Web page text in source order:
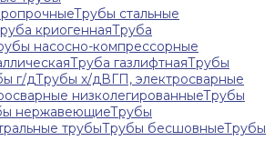
Трубы стальные
криогеннаяТруба
насосно-компрессорные
Труба газлифтнаяТрубы
г/дТрубы х/дВГП, электросварные
низколегированныеТрубы
нержавеющиеТрубы
трубыТрубы бесшовныеТрубы